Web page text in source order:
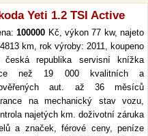
Yeti 1.2 TSI Active
100000 Kč, výkon 77 kw, najeto
km, rok výroby: 2011, koupeno
republika servisní knížka
než 19 000 kvalitních a
aut. až 36 měsíců
na mechanický stav vozu,
najetých km. doživotní záruka
a značek, férové ceny, peníze